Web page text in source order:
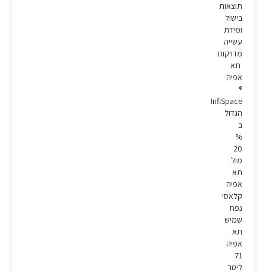
תוצאות
בישול
ומידת
עשייה
מדויקות
תא
אפיה
®
InfiSpace
הגדול
ב
%
20
מול
תא
אפיה
קלאסי
נפח
שמיש
תא
אפיה
71
ליטר